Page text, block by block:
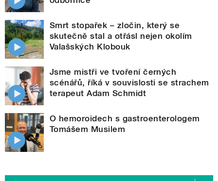
Smrt stopařek – zločin, který se
skutečně stal a otřásl nejen okolím
Valašských Klobouk
Jsme mistři ve tvoření černých
scénářů, říká v souvislosti se strachem
terapeut Adam Schmidt
O hemoroidech s gastroenterologem
Tomášem Musilem